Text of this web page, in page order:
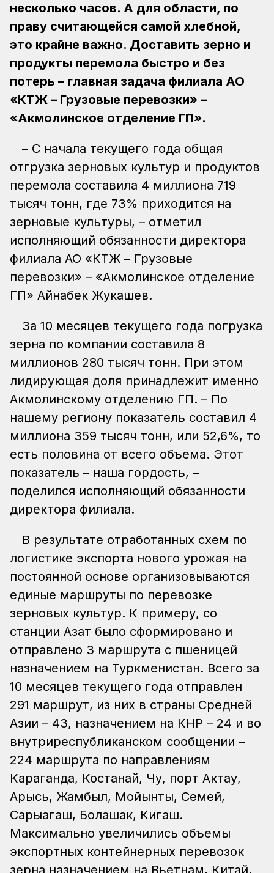
несколько часов. А для области, по
праву считающейся самой хлебной,
это крайне важно. Доставить зерно и
продукты перемола быстро и без
потерь – главная задача филиала АО
«КТЖ – Грузовые перевозки» –
«Акмолинское отделение ГП».
– С начала текущего года общая
отгрузка зерновых культур и продуктов
перемола составила 4 миллиона 719
тысяч тонн, где 73% приходится на
зерновые культуры, – отметил
исполняющий обязанности директора
филиала АО «КТЖ – Грузовые
перевозки» – «Акмолинское отделение
ГП» Айнабек Жукашев.
За 10 месяцев текущего года погрузка
зерна по компании составила 8
миллионов 280 тысяч тонн. При этом
лидирующая доля принадлежит именно
Акмолинскому отделению ГП. – По
нашему региону показатель составил 4
миллиона 359 тысяч тонн, или 52,6%, то
есть половина от всего объема. Этот
показатель – наша гордость, –
поделился исполняющий обязанности
директора филиала.
В результате отработанных схем по
логистике экспорта нового урожая на
постоянной основе организовываются
единые маршруты по перевозке
зерновых культур. К примеру, со
станции Азат было сформировано и
отправлено 3 маршрута с пшеницей
назначением на Туркменистан. Всего за
10 месяцев текущего года отправлен
291 маршрут, из них в страны Средней
Азии – 43, назначением на КНР – 24 и во
внутриреспубликанском сообщении –
224 маршрута по направлениям
Караганда, Костанай, Чу, порт Актау,
Арысь, Жамбыл, Мойынты, Семей,
Сарыагаш, Болашак, Кигаш.
Максимально увеличились объемы
экспортных контейнерных перевозок